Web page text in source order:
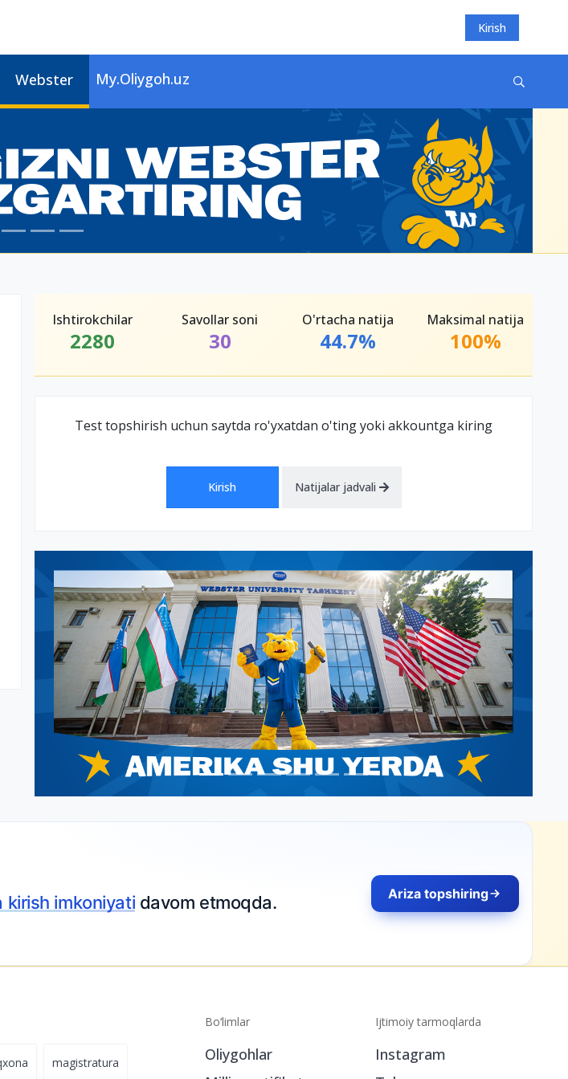
Kirish
Webster My.Oliygoh.uz
Ishtirokchilar
2280
Savollar soni
30
O'rtacha natija
44.7%
Maksimal natija
100%
Test topshirish uchun saytda ro'yxatdan o'ting yoki akkountga kiring
Kirish Natijalar jadvali
kirish imkoniyati davom etmoqda. Ariza topshiring
magistratura
Bo‘limlar
Oliygohlar
Ijtimoiy tarmoqlarda
Instagram